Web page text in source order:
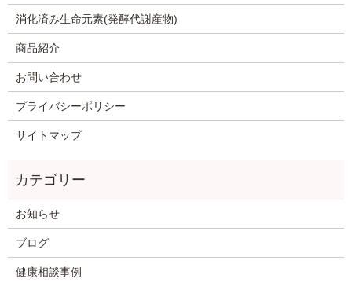
消化済み生命元素(発酵代謝産物)
商品紹介
お問い合わせ
プライバシーポリシー
サイトマップ
お知らせ
ブログ
健康相談事例